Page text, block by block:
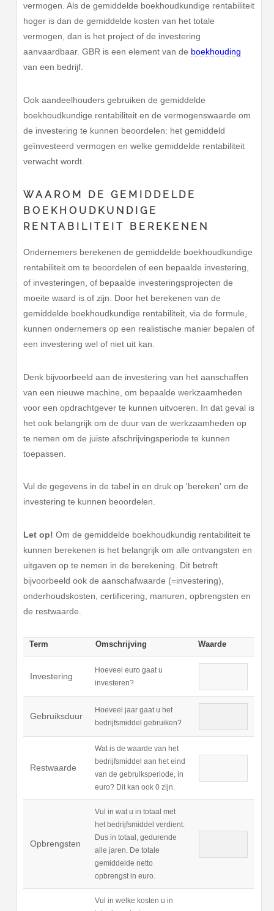
vermogen. Als de gemiddelde boekhoudkundige rentabiliteit
hoger is dan de gemiddelde kosten van het totale
vermogen, dan is het project of de investering
aanvaardbaar. GBR is een element van de boekhouding
van een bedrijf.
Ook aandeelhouders gebruiken de gemiddelde
boekhoudkundige rentabiliteit en de vermogenswaarde om
de investering te kunnen beoordelen: het gemiddeld
geïnvesteerd vermogen en welke gemiddelde rentabiliteit
verwacht wordt.
WAAROM DE GEMIDDELDE
BOEKHOUDKUNDIGE
RENTABILITEIT BEREKENEN
Ondernemers berekenen de gemiddelde boekhoudkundige
rentabiliteit om te beoordelen of een bepaalde investering,
of investeringen, of bepaalde investeringsprojecten de
moeite waard is of zijn. Door het berekenen van de
gemiddelde boekhoudkundige rentabiliteit, via de formule,
kunnen ondernemers op een realistische manier bepalen of
een investering wel of niet uit kan.
Denk bijvoorbeeld aan de investering van het aanschaffen
van een nieuwe machine, om bepaalde werkzaamheden
voor een opdrachtgever te kunnen uitvoeren. In dat geval is
het ook belangrijk om de duur van de werkzaamheden op
te nemen om de juiste afschrijvingsperiode te kunnen
toepassen.
Vul de gegevens in de tabel in en druk op 'bereken' om de
investering te kunnen beoordelen.
Let op! Om de gemiddelde boekhoudkundig rentabiliteit te
kunnen berekenen is het belangrijk om alle ontvangsten en
uitgaven op te nemen in de berekening. Dit betreft
bijvoorbeeld ook de aanschafwaarde (=investering),
onderhoudskosten, certificering, manuren, opbrengsten en
de restwaarde.
Term Omschrijving Waarde
Investering
Hoeveel euro gaat u
investeren?
Gebruiksduur
Hoeveel jaar gaat u het
bedrijfsmiddel gebruiken?
Restwaarde
Wat is de waarde van het
bedrijfsmiddel aan het eind
van de gebruiksperiode, in
euro? Dit kan ook 0 zijn.
Opbrengsten
Vul in wat u in totaal met
het bedrijfsmiddel verdient.
Dus in totaal, gedurende
alle jaren. De totale
gemiddelde netto
opbrengst in euro.
Vul in welke kosten u in